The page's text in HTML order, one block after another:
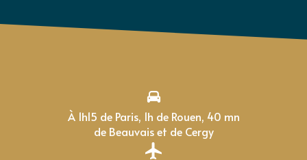
À 1h15 de Paris, 1h de Rouen, 40 mn
de Beauvais et de Cergy